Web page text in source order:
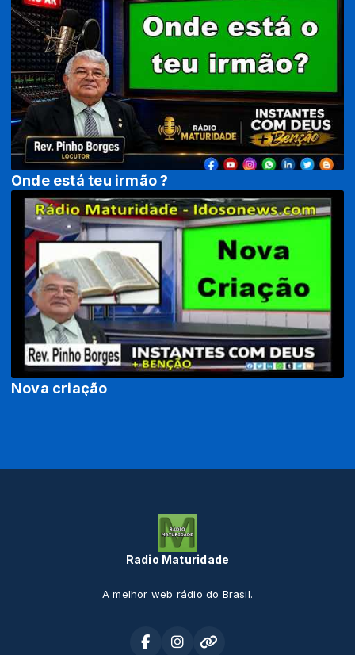
Onde está teu irmão ?
Nova criação
Radio Maturidade
A melhor web rádio do Brasil.